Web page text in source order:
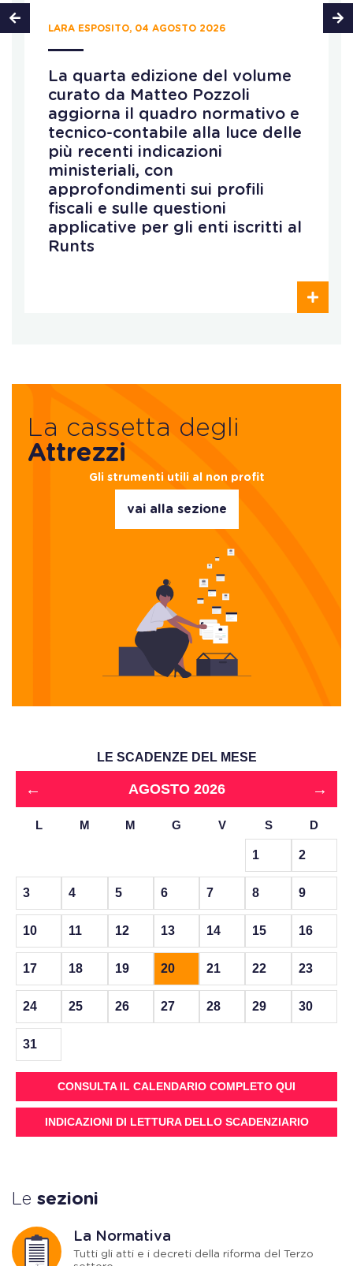
LARA ESPOSITO, 04 AGOSTO 2026
La quarta edizione del volume
curato da Matteo Pozzoli
aggiorna il quadro normativo e
tecnico-contabile alla luce delle
più recenti indicazioni
ministeriali, con
approfondimenti sui profili
fiscali e sulle questioni
applicative per gli enti iscritti al
Runts
La cassetta degli
Attrezzi
Gli strumenti utili al non profit
vai alla sezione
LE SCADENZE DEL MESE
← AGOSTO 2026 →
L M M G V S D
1 2
3 4 5 6 7 8 9
10 11 12 13 14 15 16
17 18 19 20 21 22 23
24 25 26 27 28 29 30
31
CONSULTA IL CALENDARIO COMPLETO QUI
INDICAZIONI DI LETTURA DELLO SCADENZIARIO
Le sezioni
La Normativa
Tutti gli atti e i decreti della riforma del Terzo